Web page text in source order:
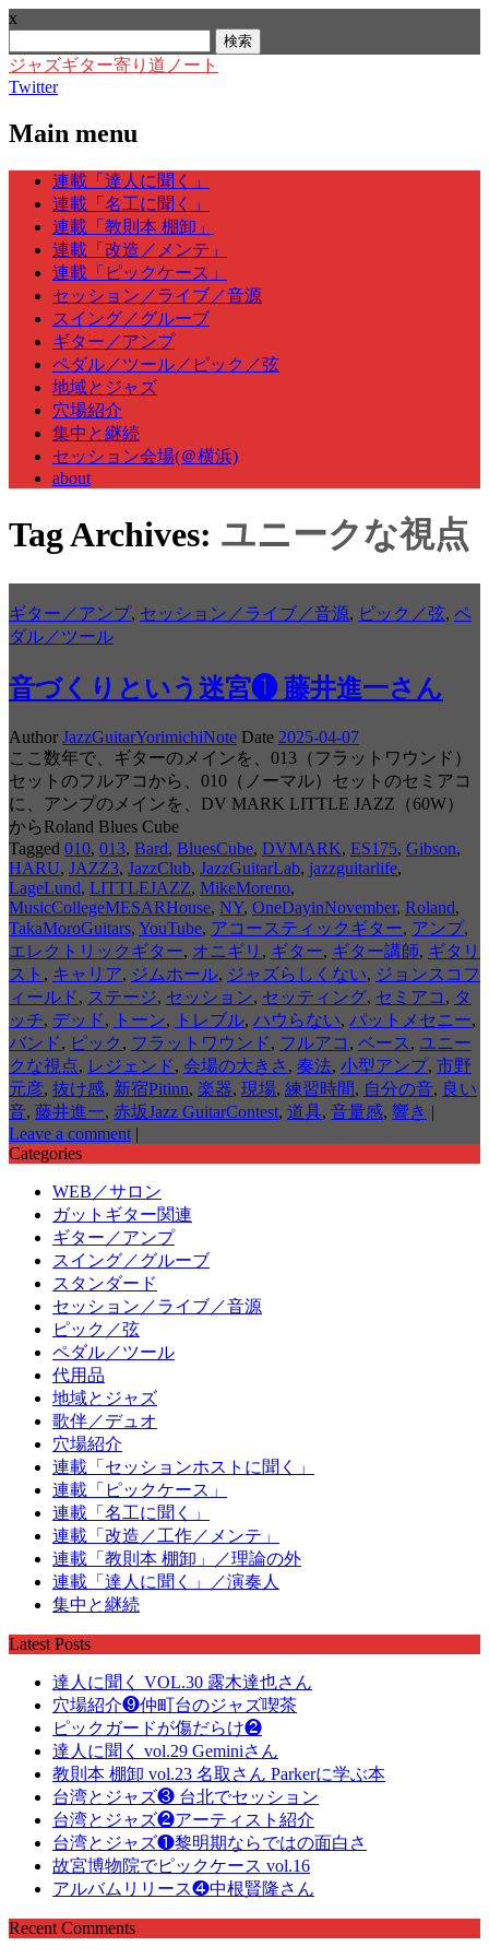
x
索:
ジャズギター寄り道ノート
Twitter
Main menu
Skip
content
連載「達人に聞く」
連載「名工に聞く」
連載「教則本 棚卸」
連載「改造／メンテ」
連載「ピックケース」
セッション／ライブ／音源
スイング／グルーブ
ギター／アンプ
ペダル／ツール／ピック／弦
地域とジャズ
穴場紹介
集中と継続
セッション会場(＠横浜)
about
Tag Archives: ユニークな視点
ギター／アンプ, セッション／ライブ／音源, ピック／弦, ペ
ダル／ツール
音づくりという迷宮❶ 藤井進一さん
Author JazzGuitarYorimichiNote Date 2025-04-07
ここ数年で、ギターのメインを、013（フラットワウンド）
セットのフルアコから、010（ノーマル）セットのセミアコ
に、アンプのメインを、DV MARK LITTLE JAZZ（60W）
からRoland Blues Cube
Tagged 010, 013, Bard, BluesCube, DVMARK, ES175, Gibson,
HARU, JAZZ3, JazzClub, JazzGuitarLab, jazzguitarlife,
LageLund, LITTLEJAZZ, MikeMoreno,
MusicCollegeMESARHouse, NY, OneDayinNovember, Roland,
TakaMoroGuitars, YouTube, アコースティックギター, アンプ,
エレクトリックギター, オニギリ , ギター, ギター講師, ギタリ
スト , キャリア, ジムホール, ジャズらしくない, ジョンスコフ
ィールド, ステージ, セッション, セッティング, セミアコ , タ
ッチ, デッド, トーン, トレブル, ハウらない, パットメセニー,
バンド, ピック , フラットワウンド, フルアコ , ベース , ユニー
クな視点, レジェンド, 会場の大きさ , 奏法, 小型アンプ, 市野
元彦, 抜け感, 新宿Pitinn, 楽器, 現場, 練習時間, 自分の音, 良い
音, 藤井進一, 赤坂Jazz GuitarContest, 道具, 音量感, 響き |
Leave a comment |
Categories
WEB／サロン
ガットギター関連
ギター／アンプ
スイング／グルーブ
スタンダード
セッション／ライブ／音源
ピック／弦
ペダル／ツール
代用品
地域とジャズ
歌伴／デュオ
穴場紹介
連載「セッションホストに聞く」
連載「ピックケース」
連載「名工に聞く」
連載「改造／工作／メンテ」
連載「教則本 棚卸」／理論の外
連載「達人に聞く」／演奏人
集中と継続
Latest Posts
達人に聞く VOL.30 露木達也さん
穴場紹介❾仲町台のジャズ喫茶
ピックガードが傷だらけ❷
達人に聞く vol.29 Geminiさん
教則本 棚卸 vol.23 名取さん Parkerに学ぶ本
台湾とジャズ❸ 台北でセッション
台湾とジャズ❷アーティスト紹介
台湾とジャズ❶黎明期ならではの面白さ
故宮博物院でピックケース vol.16
アルバムリリース❹中根賢隆さん
Recent Comments